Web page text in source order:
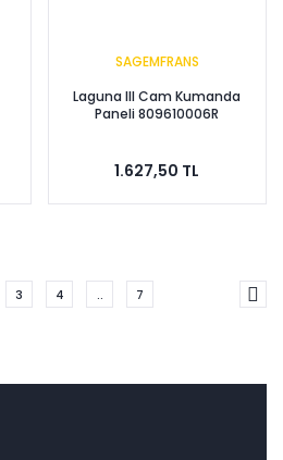
SAGEMFRANS
Laguna III Cam Kumanda
Paneli 809610006R
1.627,50 TL
3 4 .. 7